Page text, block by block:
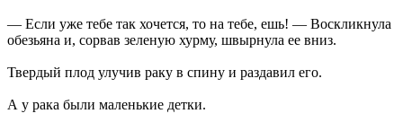
— Если уже тебе так хочется, то на тебе, ешь! — Воскликнула
обезьяна и, сорвав зеленую хурму, швырнула ее вниз.
Твердый плод улучив раку в спину и раздавил его.
А у рака были маленькие детки.